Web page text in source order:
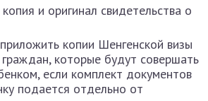
и оригинал свидетельства о
копии Шенгенской визы
которые будут совершать
если комплект документов
подается отдельно от